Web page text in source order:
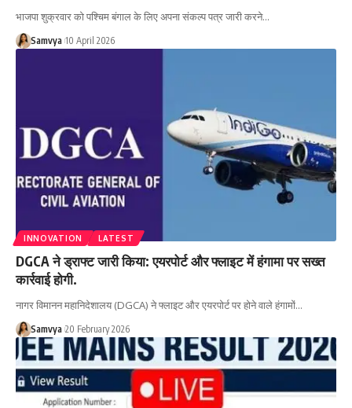
भाजपा शुक्रवार को पश्चिम बंगाल के लिए अपना संकल्प पत्र जारी करने…
Samvya 10 April 2026
INNOVATION LATEST
DGCA ने ड्राफ्ट जारी किया: एयरपोर्ट और फ्लाइट में हंगामा पर सख्त
कार्रवाई होगी.
नागर विमानन महानिदेशालय (DGCA) ने फ्लाइट और एयरपोर्ट पर होने वाले हंगामों…
Samvya 20 February 2026